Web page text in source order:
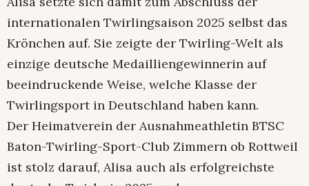
internationalen Twirlingsaison 2025 selbst das
Krönchen auf. Sie zeigte der Twirling-Welt als
einzige deutsche Medailliengewinnerin auf
beeindruckende Weise, welche Klasse der
Twirlingsport in Deutschland haben kann.
Der Heimatverein der Ausnahmeathletin BTSC
Baton-Twirling-Sport-Club Zimmern ob Rottweil
ist stolz darauf, Alisa auch als erfolgreichste